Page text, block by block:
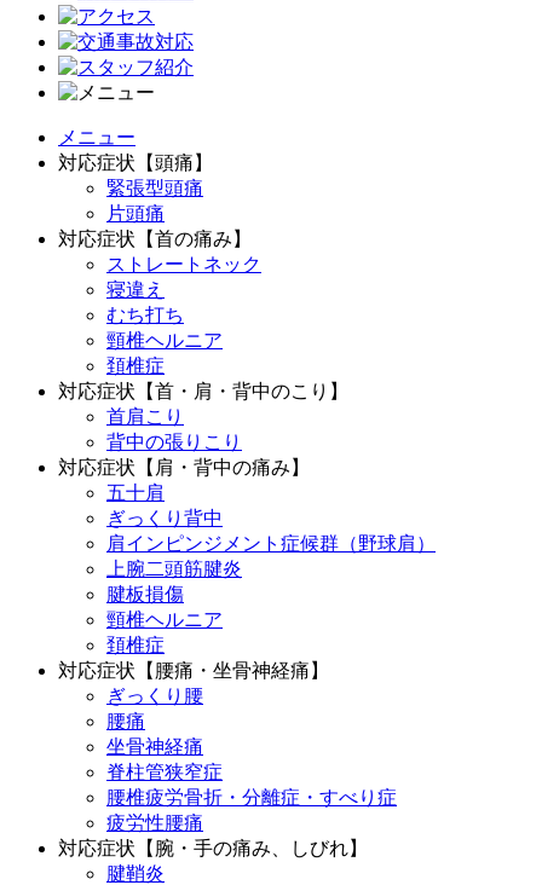
メニュー
対応症状【頭痛】
緊張型頭痛
片頭痛
対応症状【首の痛み】
ストレートネック
寝違え
むち打ち
頸椎ヘルニア
頚椎症
対応症状【首・肩・背中のこり】
首肩こり
背中の張りこり
対応症状【肩・背中の痛み】
五十肩
ぎっくり背中
肩インピンジメント症候群（野球肩）
上腕二頭筋腱炎
腱板損傷
頸椎ヘルニア
頚椎症
対応症状【腰痛・坐骨神経痛】
ぎっくり腰
腰痛
坐骨神経痛
脊柱管狭窄症
腰椎疲労骨折・分離症・すべり症
疲労性腰痛
対応症状【腕・手の痛み、しびれ】
腱鞘炎